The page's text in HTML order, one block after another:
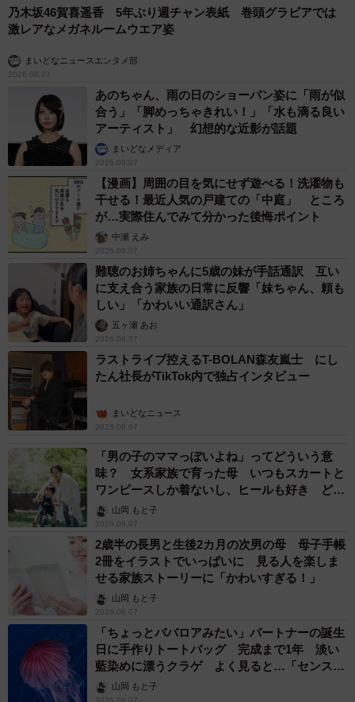
乃木坂46賀喜遥香 5年ぶり週チャン表紙 巻頭グラビアでは
激レアなメガネルームウエア姿
まいどなニュースエンタメ部
2026.08.07
あのちゃん、雨の日のショーパン姿に「雨が似
合う」「脚めっちゃきれい！」「水も滴る良い
アーティスト」 幻想的な近影が話題
まいどなメディア
2026.08.07
【漫画】周囲の目を気にせず遊べる！洗濯物も
干せる！最近人気の戸建ての「中庭」 ところ
が…実際住んでみて分かった後悔ポイント
中瀬 えみ
2026.08.07
難聴のお姉ちゃんに5歳の妹が手話通訳 互い
に支え合う家族の日常に反響「妹ちゃん、頼も
しい」「かわいい通訳さん」
五ヶ瀬 あお
2026.08.07
ラストライブ控えるT-BOLAN森友嵐士 にし
たん社長がTikTok内で独占インタビュー
まいどなニュース
2026.08.07
「男の子のママっぽいよね」ってどういう意
味？ 女系家族で育った母 いつもスカートと
ワンピースしか着ないし、ヒールも好き どの
へんが…
山岡 もと子
2026.08.07
2歳半の長男と生後2カ月の次男の母 母子手帳
2冊をイラストでいっぱいに 見る人を楽しま
せる家族ストーリーに「かわいすぎる！」
山岡 もと子
2026.08.07
「ちょっとババロアみたい」パートナーの誕生
日に手作りトートバッグ 完成まで1年 淡い
藍染めに漂うクラゲ よく見ると…「センスす
ごい」山岡 もと子
2026.08.07